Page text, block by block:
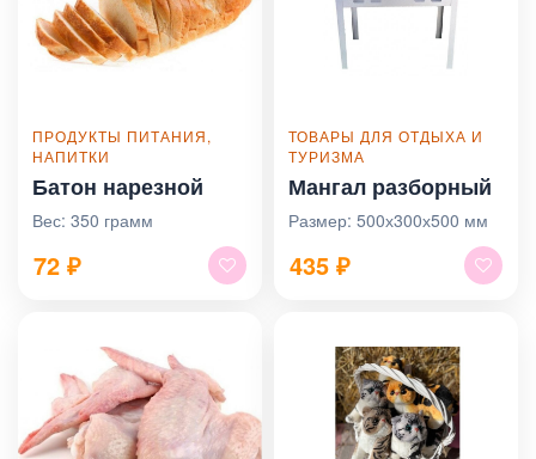
ПРОДУКТЫ ПИТАНИЯ,
НАПИТКИ
Батон нарезной
Вес: 350 грамм
72 ₽
ТОВАРЫ ДЛЯ ОТДЫХА И
ТУРИЗМА
Мангал разборный
Размер: 500х300х500 мм
435 ₽